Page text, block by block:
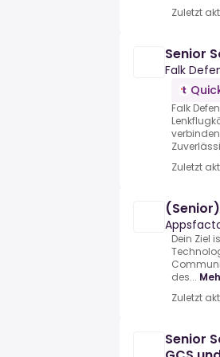
Zuletzt
Senior
Falk
Falk
Zuletzt
Dein Ziel
des...
Zuletzt
Senior